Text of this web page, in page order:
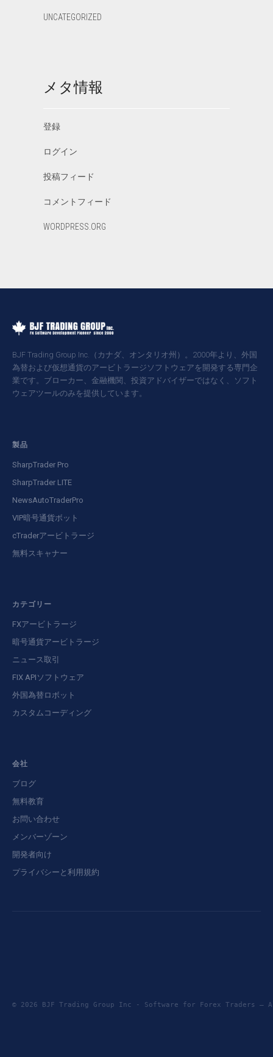
UNCATEGORIZED
メタ情報
登録
ログイン
投稿フィード
コメントフィード
WORDPRESS.ORG
BJF Trading Group Inc.（カナダ、オンタリオ州）。2000年より、外国
為替および仮想通貨のアービトラージソフトウェアを開発する専門企
業です。ブローカー、金融機関、投資アドバイザーではなく、ソフト
ウェアツールのみを提供しています。
製品
SharpTrader Pro
SharpTrader LITE
NewsAutoTraderPro
VIP暗号通貨ボット
cTraderアービトラージ
無料スキャナー
カテゴリー
FXアービトラージ
暗号通貨アービトラージ
ニュース取引
FIX APIソフトウェア
外国為替ロボット
カスタムコーディング
会社
ブログ
無料教育
お問い合わせ
メンバーゾーン
開発者向け
プライバシーと利用規約
© 2026 BJF Trading Group Inc - Software for Forex